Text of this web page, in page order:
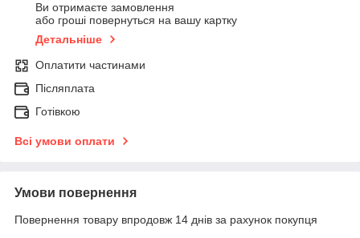
Ви отримаєте замовлення
або гроші повернуться на вашу картку
Детальніше
Оплатити частинами
Післяплата
Готівкою
Всі умови оплати
Умови повернення
Повернення товару впродовж 14 днів за рахунок покупця